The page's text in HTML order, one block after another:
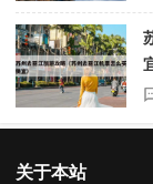
关于本站